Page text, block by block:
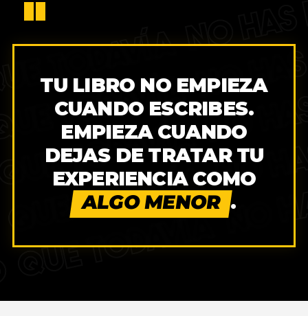
TODAVÍA
NO
TODAVÍA
NO
TODAVÍA
NO
QUE TODAVÍA
NO
QUE TODAVÍA
NO
“
TU LIBRO NO EMPIEZA
CUANDO ESCRIBES.
EMPIEZA CUANDO
DEJAS DE TRATAR TU
EXPERIENCIA COMO
ALGO MENOR .